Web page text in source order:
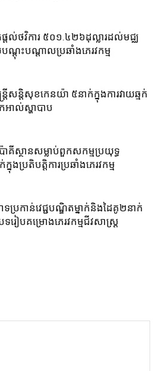
ផ្តល់ថវិការ ៥០១.៤២៦ដុល្លារដល់មជ្ឈ
តុះបណ្តាលប្រឆាំងភេរវកម្ម
ត្រីសន្តិសុខកេនយ៉ា ៥នាក់ក្នុងការវាយឆ្មក់
ាល់ស្ហាបាប
គីស្ថានសម្លាប់ពួកសកម្មប្រយុទ្ធ
នុងប្រតិបត្តិការប្រឆាំងភេរវកម្ម
ប្រកាន់វេជ្ជបណ្ឌិតម្នាក់និងដៃគូ២នាក់
រៀបគម្រោងភេរវកម្មជីវសាស្ត្រ